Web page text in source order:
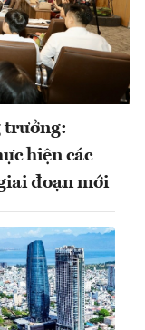
trưởng:
hiện các
đoạn mới